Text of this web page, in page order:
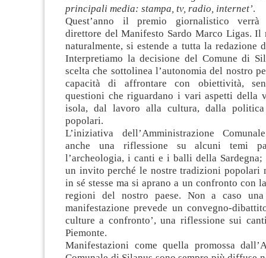
principali media: stampa, tv, radio, internet’.
Quest’anno il premio giornalistico verrà
direttore del Manifesto Sardo Marco Ligas. Il
naturalmente, si estende a tutta la redazione
Interpretiamo la decisione del Comune di
scelta che sottolinea l’autonomia del nostro
capacità di affrontare con obiettività,
questioni che riguardano i vari aspetti della
isola, dal lavoro alla cultura, dalla
popolari.
L’iniziativa dell’Amministrazione
anche una riflessione su alcuni temi
l’archeologia, i canti e i balli della Sardegna;
un invito perché le nostre tradizioni popolari
in sé stesse ma si aprano a un confronto con
regioni del nostro paese. Non a caso
manifestazione prevede un convegno-
culture a confronto’, una riflessione sui
Piemonte.
Manifestazioni come quella promossa